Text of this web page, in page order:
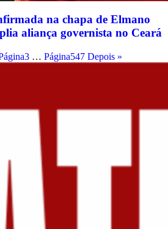
na chapa de Elmano
aliança governista no Ceará
3 … Página547 Depois »